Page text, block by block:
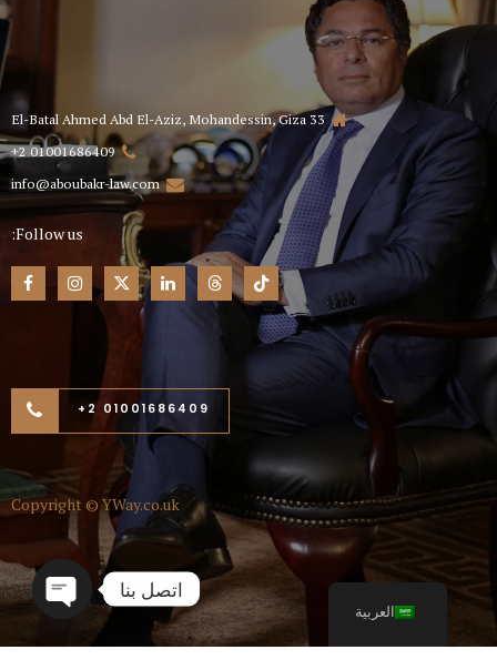
33 El-Batal Ahmed Abd El-Aziz, Mohandessin, Giza
01001686409 2+
info@aboubakr-law.com
Follow us:
01001686409 2+
Copyright ©YWay.co.uk
العربية
اتصل بنا
chaty